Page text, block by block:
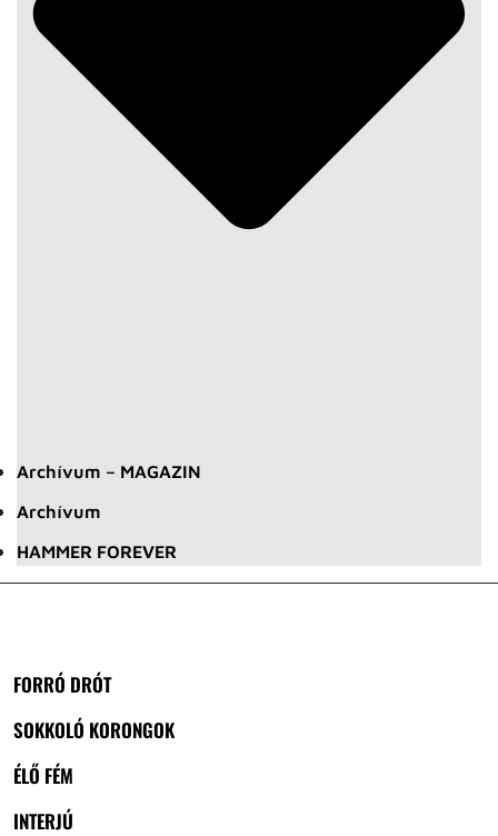
Archívum – MAGAZIN
Archívum
HAMMER FOREVER
FORRÓ DRÓT
SOKKOLÓ KORONGOK
ÉLŐ FÉM
INTERJÚ